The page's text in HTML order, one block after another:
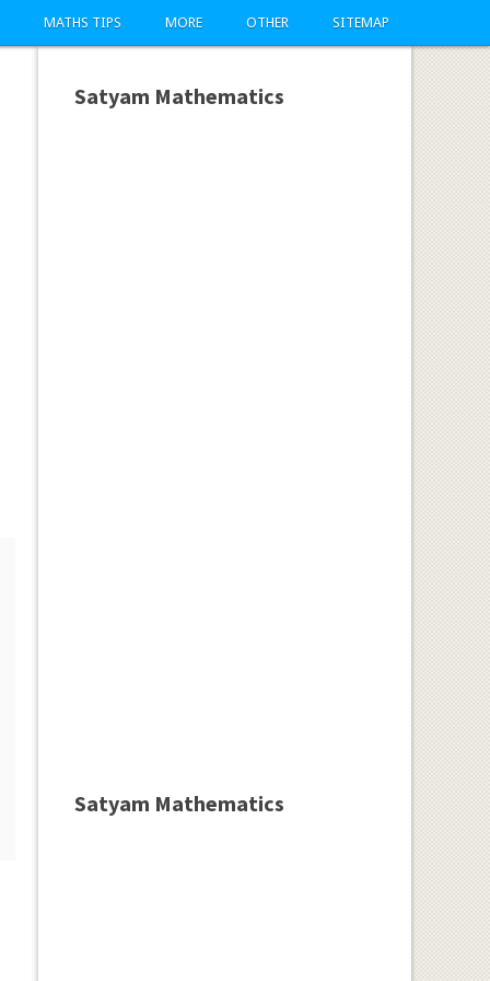
MATHS TIPS MORE OTHER SITEMAP
Satyam Mathematics
Satyam Mathematics